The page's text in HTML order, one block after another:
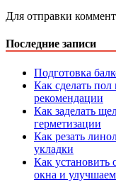
Для отправки
Последние записи
Подготовка
Как сделать
рекомендации
Как заделать
герметизации
Как резать
укладки
Как установить
окна и